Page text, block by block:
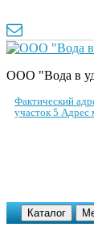
ООО "Вода в
Фактический
участок 5 Адрес
Каталог